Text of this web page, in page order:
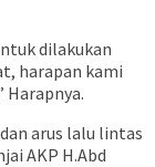
dilakukan
harapan kami
arus lalu lintas
AKP H.Abd